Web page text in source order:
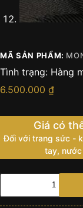
MÃ SẢN PHẨM:
Tình trạng: Hàng
6.500.000 ₫
Giá có
Đối với trang sức -
tay,
Bút
Vintage